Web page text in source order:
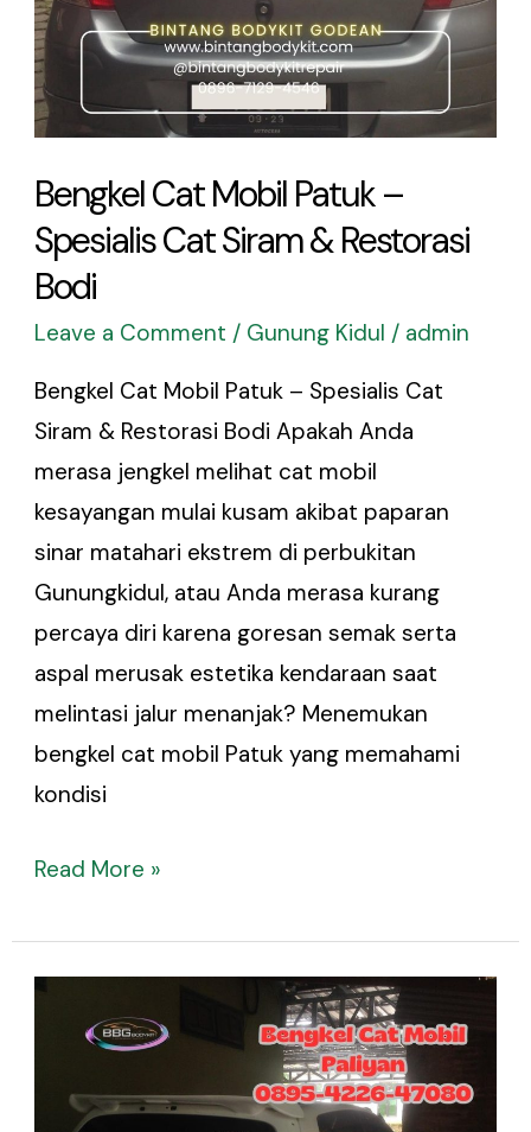
Bengkel Cat Mobil Patuk –
Spesialis Cat Siram & Restorasi
Bodi
Leave a Comment / Gunung Kidul / admin
Bengkel Cat Mobil Patuk – Spesialis Cat
Siram & Restorasi Bodi Apakah Anda
merasa jengkel melihat cat mobil
kesayangan mulai kusam akibat paparan
sinar matahari ekstrem di perbukitan
Gunungkidul, atau Anda merasa kurang
percaya diri karena goresan semak serta
aspal merusak estetika kendaraan saat
melintasi jalur menanjak? Menemukan
bengkel cat mobil Patuk yang memahami
kondisi
&
Restorasi
Bodi
Read More »
Bengkel
Paliyan